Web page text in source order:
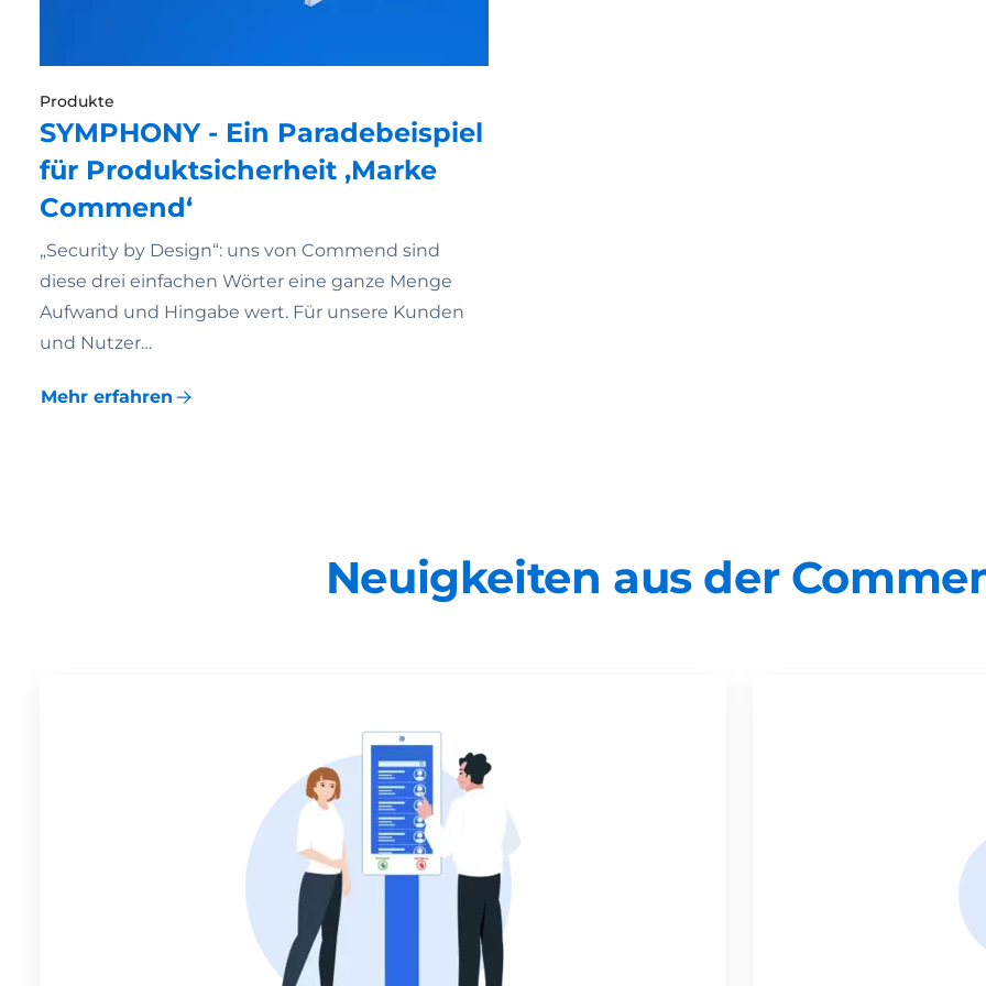
Produkte
SYMPHONY - Ein Paradebeispiel
für Produktsicherheit ‚Marke
Commend‘
„Security by Design“: uns von Commend sind
diese drei einfachen Wörter eine ganze Menge
Aufwand und Hingabe wert. Für unsere Kunden
und Nutzer…
Mehr erfahren
Neuigkeiten aus der